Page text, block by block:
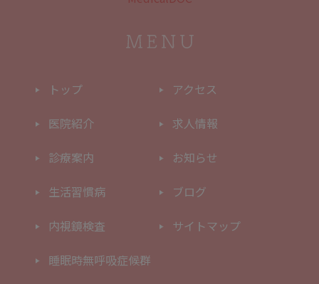
トップ
医院紹介
診療案内
生活習慣病
内視鏡検査
睡眠時無呼吸症候群
アクセス
求人情報
お知らせ
ブログ
サイトマップ